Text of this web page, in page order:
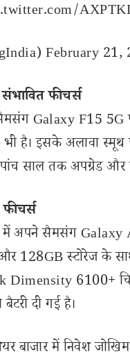
February 21,
फीचर्स
सैमसंग Galaxy F15
भी है। इसके
साल तक अपग्रेड और
अपने सैमसंग Galaxy
और 128GB स्टोरेज
6100+
दी गई है।
में निवेश